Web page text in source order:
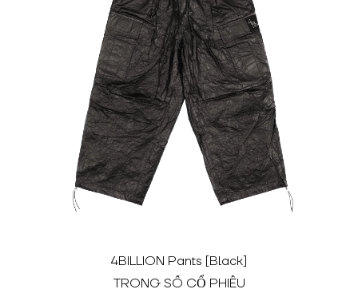
4BILLION Pants [Black]
TRONG SỐ CỔ PHIẾU